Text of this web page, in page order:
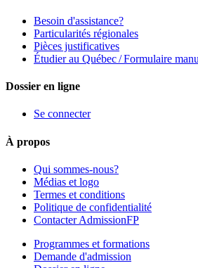
Besoin d'assistance?
Particularités régionales
Pièces justificatives
Étudier au Québec / Formulaire
Dossier en ligne
Se connecter
À propos
Qui sommes-nous?
Médias et logo
Termes et conditions
Politique de confidentialité
Contacter AdmissionFP
Programmes et formations
Demande d'admission